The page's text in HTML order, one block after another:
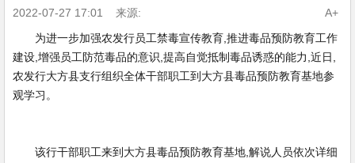
2022-07-27 17:01 来源:
A+
为进一步加强农发行员工禁毒宣传教育,推进毒品预防教育工作
建设,增强员工防范毒品的意识,提高自觉抵制毒品诱惑的能力,近日,
农发行大方县支行组织全体干部职工到大方县毒品预防教育基地参
观学习。
该行干部职工来到大方县毒品预防教育基地,解说人员依次详细